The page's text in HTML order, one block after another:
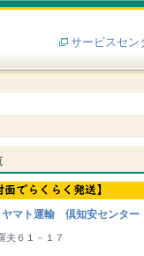
サービスセン
マト運輸 倶知安センター
夫６１－１７